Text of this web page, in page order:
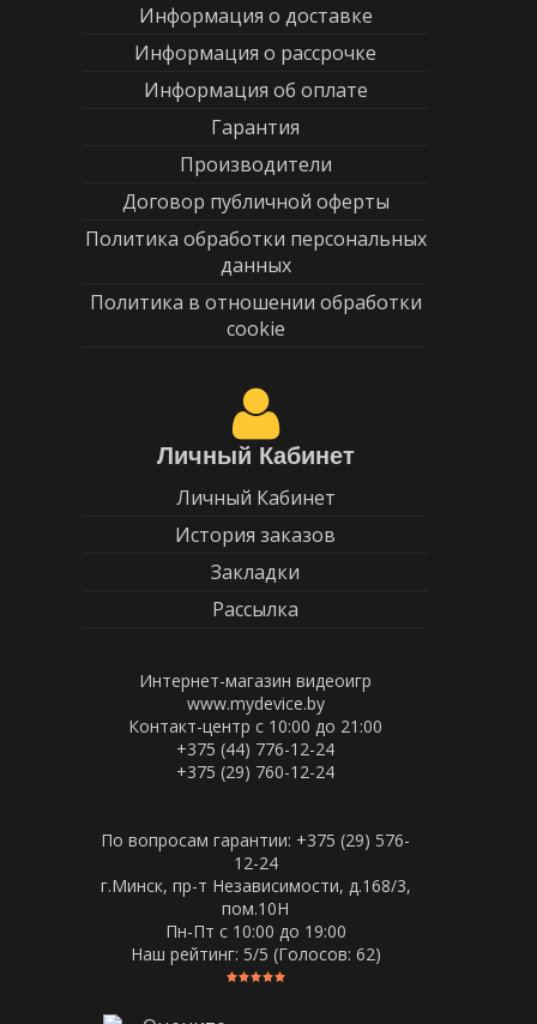
Информация о доставке
Информация о рассрочке
Информация об оплате
Гарантия
Производители
Договор публичной оферты
Политика обработки персональных
данных
Политика в отношении обработки
cookie
Личный Кабинет
Личный Кабинет
История заказов
Закладки
Рассылка
Интернет-магазин видеоигр
www.mydevice.by
Контакт-центр с 10:00 до 21:00
+375 (44) 776-12-24
+375 (29) 760-12-24
По вопросам гарантии: +375 (29) 576-
12-24
г.Минск, пр-т Независимости, д.168/3,
пом.10Н
Пн-Пт c 10:00 до 19:00
Наш рейтинг: 5/5 (Голосов: 62)